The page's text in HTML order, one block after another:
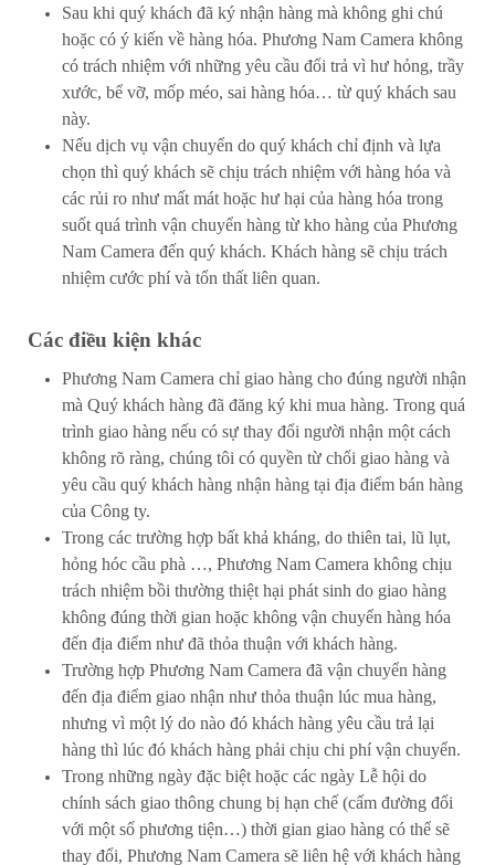
Sau khi quý khách đã ký nhận hàng mà không ghi chú
hoặc có ý kiến về hàng hóa. Phương Nam Camera không
có trách nhiệm với những yêu cầu đổi trả vì hư hỏng, trầy
xước, bể vỡ, mốp méo, sai hàng hóa… từ quý khách sau
này.
Nếu dịch vụ vận chuyển do quý khách chỉ định và lựa
chọn thì quý khách sẽ chịu trách nhiệm với hàng hóa và
các rủi ro như mất mát hoặc hư hại của hàng hóa trong
suốt quá trình vận chuyển hàng từ kho hàng của Phương
Nam Camera đến quý khách. Khách hàng sẽ chịu trách
nhiệm cước phí và tổn thất liên quan.
Các điều kiện khác
Phương Nam Camera chỉ giao hàng cho đúng người nhận
mà Quý khách hàng đã đăng ký khi mua hàng. Trong quá
trình giao hàng nếu có sự thay đổi người nhận một cách
không rõ ràng, chúng tôi có quyền từ chối giao hàng và
yêu cầu quý khách hàng nhận hàng tại địa điểm bán hàng
của Công ty.
Trong các trường hợp bất khả kháng, do thiên tai, lũ lụt,
hỏng hóc cầu phà …, Phương Nam Camera không chịu
trách nhiệm bồi thường thiệt hại phát sinh do giao hàng
không đúng thời gian hoặc không vận chuyển hàng hóa
đến địa điểm như đã thỏa thuận với khách hàng.
Trường hợp Phương Nam Camera đã vận chuyển hàng
đến địa điểm giao nhận như thỏa thuận lúc mua hàng,
nhưng vì một lý do nào đó khách hàng yêu cầu trả lại
hàng thì lúc đó khách hàng phải chịu chi phí vận chuyển.
Trong những ngày đặc biệt hoặc các ngày Lễ hội do
chính sách giao thông chung bị hạn chế (cấm đường đối
với một số phương tiện…) thời gian giao hàng có thể sẽ
thay đổi, Phương Nam Camera sẽ liên hệ với khách hàng